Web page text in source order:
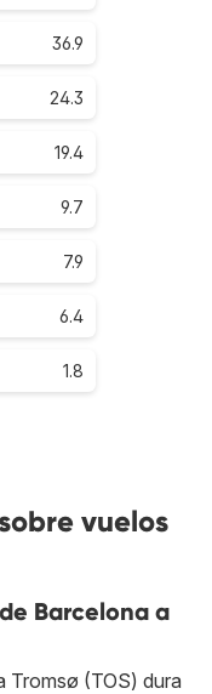
36.9
24.3
19.4
9.7
7.9
6.4
1.8
vuelos
Barcelona a
Tromsø (TOS) dura